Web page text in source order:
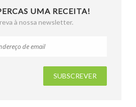
UMA RECEITA!
à nossa newsletter.